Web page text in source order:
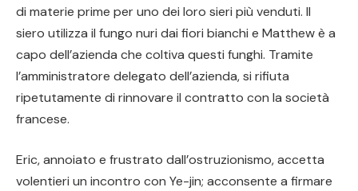
di materie prime per uno dei loro sieri più venduti. Il
siero utilizza il fungo nuri dai fiori bianchi e Matthew è a
capo dell’azienda che coltiva questi funghi. Tramite
l’amministratore delegato dell’azienda, si rifiuta
ripetutamente di rinnovare il contratto con la società
francese.
Eric, annoiato e frustrato dall’ostruzionismo, accetta
volentieri un incontro con Ye-jin; acconsente a firmare